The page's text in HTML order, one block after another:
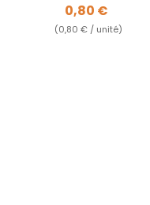
Prix
0,80 €
(0,80 € / unité)